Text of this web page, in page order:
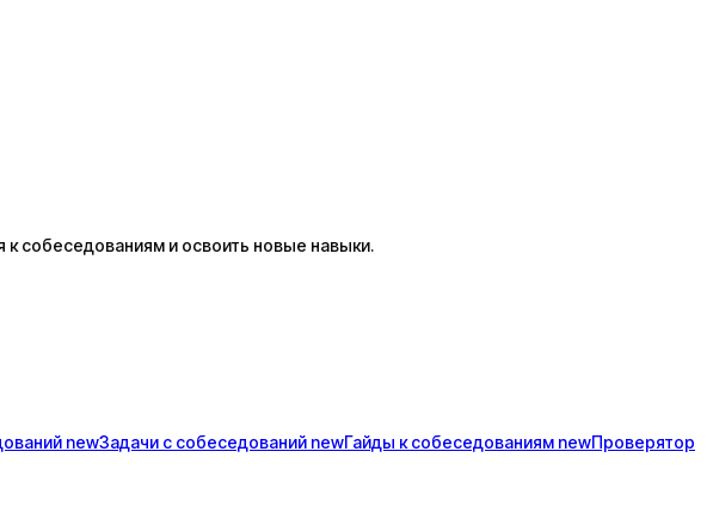
к собеседованиям и освоить новые навыки.
newЗадачи с собеседований newГайды ксобеседованиям newПроверятор